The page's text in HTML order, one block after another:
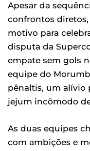
Apesar da
confrontos
motivo para
disputa da
empate sem gols
equipe do
pênaltis, um alívio
jejum incômodo
As duas equipes
com ambições e